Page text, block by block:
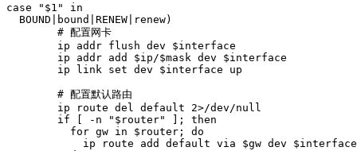
case "$1" in
  BOUND|bound|RENEW|renew)
        # 配置网卡
        ip addr flush dev $interface
        ip addr add $ip/$mask dev $interface
        ip link set dev $interface up
        # 配置默认路由
        ip route del default 2>/dev/null
        if [ -n "$router" ]; then
          for gw in $router; do
            ip route add default via $gw dev $interface